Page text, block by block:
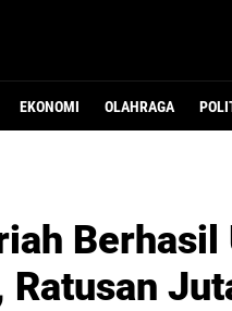
EKONOMI OLAHRAGA
Berhasil